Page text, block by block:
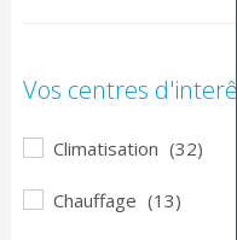
Vos centres d'interêt
Climatisation (32)
Chauffage (13)